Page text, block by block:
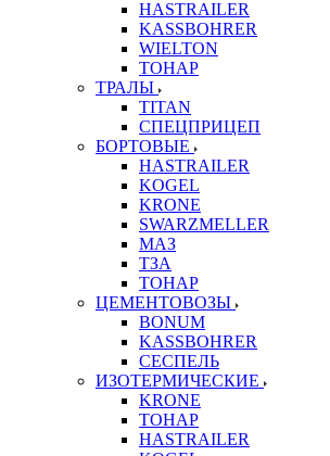
HASTRAILER
KASSBOHRER
WIELTON
ТОНАР
ТРАЛЫ
TITAN
СПЕЦПРИЦЕП
БОРТОВЫЕ
HASTRAILER
KOGEL
KRONE
SWARZMELLER
МАЗ
ТЗА
ТОНАР
ЦЕМЕНТОВОЗЫ
BONUM
KASSBOHRER
СЕСПЕЛЬ
ИЗОТЕРМИЧЕСКИЕ
KRONE
ТОНАР
HASTRAILER